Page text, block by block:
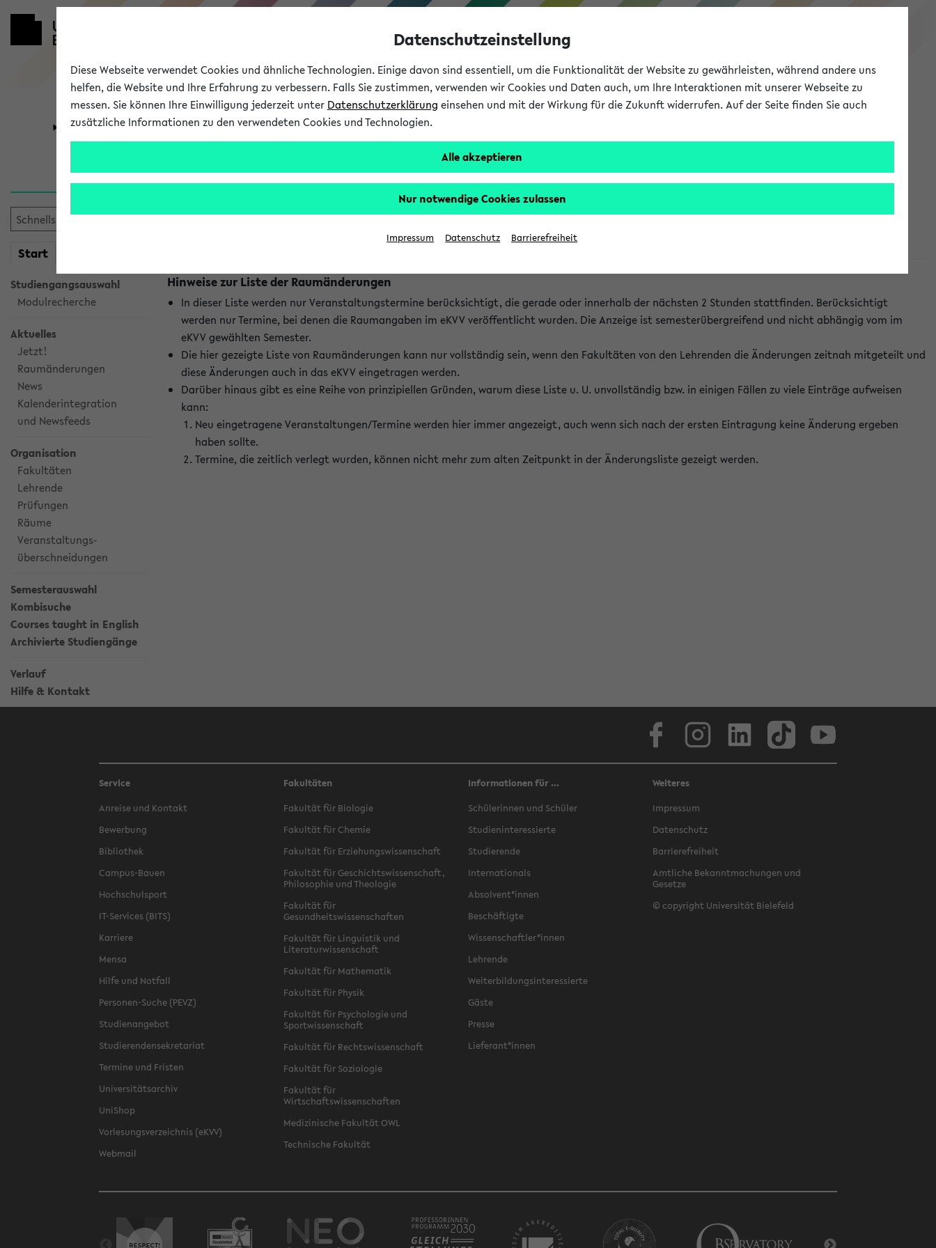
eKVV
Universität Forschung Studium
Start
Studiengangsauswahl
Modulrecherche
Aktuelles
Jetzt!
Raumänderungen
News
Kalenderintegration
und Newsfeeds
Organisation
Fakultäten
Lehrende
Prüfungen
Räume
Veranstaltungs-
überschneidungen
Semesterauswahl
Kombisuche
Courses taught in English
Archivierte Studiengänge
Verlauf
Hilfe & Kontakt
Raumänderungen
Hinweise zur Liste der Raumänderungen
In dieser Liste werden nur Veranstaltungstermine berücksichtigt, die gerade oder innerhalb der nächsten 2 Stunden stattfinden. Berücksichtigt
werden nur Termine, bei denen die Raumangaben im eKVV veröffentlicht wurden. Die Anzeige ist semesterübergreifend und nicht abhängig vom im
eKVV gewählten Semester.
Die hier gezeigte Liste von Raumänderungen kann nur vollständig sein, wenn den Fakultäten von den Lehrenden die Änderungen zeitnah mitgeteilt und
diese Änderungen auch in das eKVV eingetragen werden.
Darüber hinaus gibt es eine Reihe von prinzipiellen Gründen, warum diese Liste u. U. unvollständig bzw. in einigen Fällen zu viele Einträge aufweisen
kann:
Neu eingetragene Veranstaltungen/Termine werden hier immer angezeigt, auch wenn sich nach der ersten Eintragung keine Änderung ergeben
haben sollte.
Termine, die zeitlich verlegt wurden, können nicht mehr zum alten Zeitpunkt in der Änderungsliste gezeigt werden.
Service
Anreise und Kontakt
Bewerbung
Bibliothek
Campus-Bauen
Hochschulsport
IT-Services (BITS)
Karriere
Mensa
Hilfe und Notfall
Personen-Suche (PEVZ)
Studienangebot
Studierendensekretariat
Termine und Fristen
Universitätsarchiv
UniShop
Vorlesungsverzeichnis (eKVV)
Webmail
Fakultäten
Fakultät für Biologie
Fakultät für Chemie
Fakultät für Erziehungswissenschaft
Fakultät für Geschichtswissenschaft,
Philosophie und Theologie
Fakultät für
Gesundheitswissenschaften
Fakultät für Linguistik und
Literaturwissenschaft
Fakultät für Mathematik
Fakultät für Physik
Fakultät für Psychologie und
Sportwissenschaft
Fakultät für Rechtswissenschaft
Fakultät für Soziologie
Fakultät für
Wirtschaftswissenschaften
Medizinische Fakultät OWL
Technische Fakultät
Informationen für ...
Schülerinnen und Schüler
Studieninteressierte
Studierende
Internationals
Absolvent*innen
Beschäftigte
Wissenschaftler*innen
Lehrende
Weiterbildungsinteressierte
Gäste
Presse
Lieferant*innen
Weiteres
Impressum
Datenschutz
Barrierefreiheit
Amtliche Bekanntmachungen und
Gesetze
© copyright Universität Bielefeld
Datenschutzeinstellung
Diese Webseite verwendet Cookies und ähnliche Technologien. Einige davon sind essentiell, um die Funktionalität der Website zu gewährleisten, während andere uns
helfen, die Website und Ihre Erfahrung zu verbessern. Falls Sie zustimmen, verwenden wir Cookies und Daten auch, um Ihre Interaktionen mit unserer Webseite zu
messen. Sie können Ihre Einwilligung jederzeit unter Datenschutzerklärung einsehen und mit der Wirkung für die Zukunft widerrufen. Auf der Seite finden Sie auch
zusätzliche Informationen zu den verwendeten Cookies und Technologien.
Alle akzeptieren
Nur notwendige Cookies zulassen
Impressum Datenschutz Barrierefreiheit